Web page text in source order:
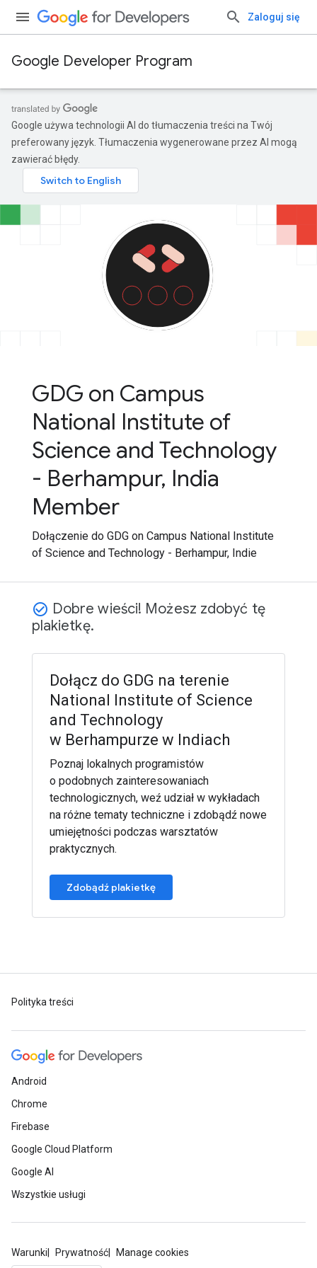
Zaloguj się
Google Developer Program
Google używa technologii AI do tłumaczenia treści na Twój
preferowany język. Tłumaczenia wygenerowane przez AI mogą
zawierać błędy.
GDG on Campus
National Institute of
Science and Technology
- Berhampur, India
Member
Dołączenie do GDG on Campus National Institute
of Science and Technology - Berhampur, Indie
check_circle_outline Dobre wieści! Możesz zdobyć tę
plakietkę.
Dołącz do GDG na terenie
National Institute of Science
and Technology
w Berhampurze w Indiach
Poznaj lokalnych programistów
o podobnych zainteresowaniach
technologicznych, weź udział w wykładach
na różne tematy techniczne i zdobądź nowe
umiejętności podczas warsztatów
praktycznych.
Zdobądź plakietkę
Polityka treści
Android
Chrome
Firebase
Google Cloud Platform
Google AI
Wszystkie usługi
Warunki Prywatność Manage cookies